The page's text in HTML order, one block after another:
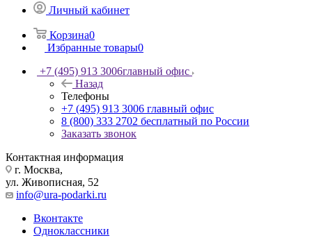
Личный кабинет
Корзина0
Избранные товары0
+7 (495) 913 3006главный офис
Назад
Телефоны
+7 (495) 913 3006 главный офис
8 (800) 333 2702 бесплатный по России
Заказать звонок
Контактная информация
г. Москва,
ул. Живописная, 52
info@ura-podarki.ru
Вконтакте
Одноклассники